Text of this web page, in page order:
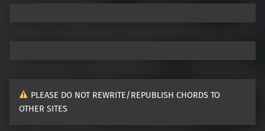
PLEASE DO NOT REWRITE/REPUBLISH CHORDS TO
OTHER SITES